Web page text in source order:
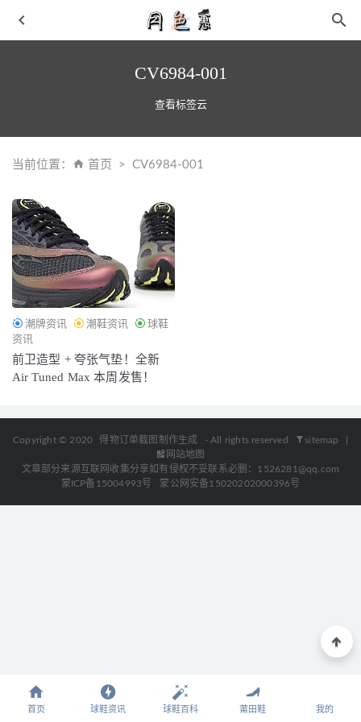
CV6984-001
查看标签云
当前位置： 首页 CV6984-001
潮牌资讯 潮鞋资讯
球鞋
资讯
前卫造型 + 夸张气垫！全新
Air Tuned Max 本周发售！
Copyright © 2020 得物订单截图制作生成 - All rights reserved sitemap
网站地图
文章部分来源互联网收集分享如有侵权不妥联系必删：1526281@qq.com
蒙ICP备15004993号
蒙公网安备15020202000396号
2021-09-18
吃龙眼要适量 易发胖 一天10个左右最佳
aj36全掌Zoom悄悄发布上线 aj36开箱测评
女生灰色卫衣内涵搭配 这些才是脱单的搭配技巧
12
针织外套搭配高筒靴 00后搭配打开显瘦新大门
首页 球鞋资讯 球鞋百科 莆田鞋 我的